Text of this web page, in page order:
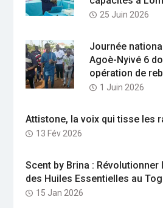
25 Juin 2026
Journée
Agoè-Nyivé 6
opération de
1 Juin 2026
Attistone, la voix qui tisse les
13 Fév 2026
Scent by Brina : Révolutionner
des Huiles Essentielles au
15 Jan 2026